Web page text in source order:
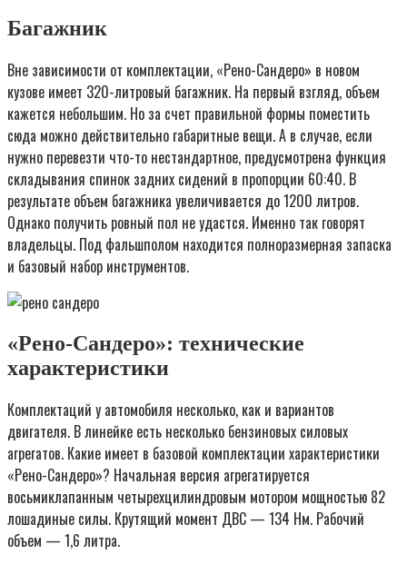
Багажник
Вне зависимости от комплектации, «Рено-Сандеро» в новом
кузове имеет 320-литровый багажник. На первый взгляд, объем
кажется небольшим. Но за счет правильной формы поместить
сюда можно действительно габаритные вещи. А в случае, если
нужно перевезти что-то нестандартное, предусмотрена функция
складывания спинок задних сидений в пропорции 60:40. В
результате объем багажника увеличивается до 1200 литров.
Однако получить ровный пол не удастся. Именно так говорят
владельцы. Под фальшполом находится полноразмерная запаска
и базовый набор инструментов.
«Рено-Сандеро»: технические
характеристики
Комплектаций у автомобиля несколько, как и вариантов
двигателя. В линейке есть несколько бензиновых силовых
агрегатов. Какие имеет в базовой комплектации характеристики
«Рено-Сандеро»? Начальная версия агрегатируется
восьмиклапанным четырехцилиндровым мотором мощностью 82
лошадиные силы. Крутящий момент ДВС — 134 Нм. Рабочий
объем — 1,6 литра.